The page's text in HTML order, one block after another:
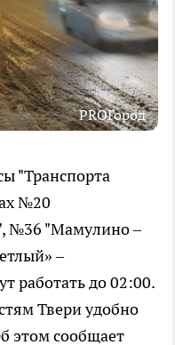
PROГород
"Транспорта
№20
№36 "Мамулино –
–
работать до 02:00.
Твери удобно
этом сообщает